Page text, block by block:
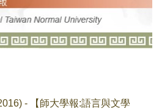
- 【師大學報:語言與文學